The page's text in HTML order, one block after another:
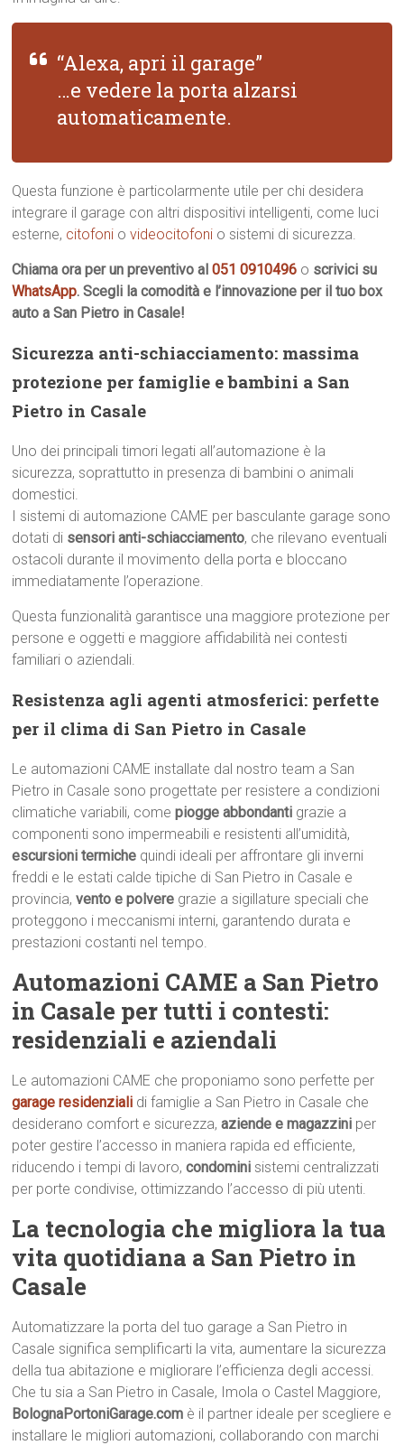
“Alexa, apri il garage”
…e vedere la porta alzarsi
automaticamente.
Questa funzione è particolarmente utile per chi desidera
integrare il garage con altri dispositivi intelligenti, come luci
esterne, citofoni ovideocitofoni o sistemi di sicurezza.
Chiama ora per un preventivo al051 0910496 o scrivici su
WhatsApp. Scegli la comodità e l’innovazione per il tuo box
auto a San Pietro in Casale!
Sicurezza anti-schiacciamento: massima
protezione per famiglie e bambini a San
Pietro in Casale
Uno dei principali timori legati all’automazione è la
sicurezza, soprattutto in presenza di bambini o animali
domestici.
I sistemi di automazione CAME per basculante garage sono
dotati di sensori anti-schiacciamento, che rilevano eventuali
ostacoli durante il movimento della porta e bloccano
immediatamente l’operazione.
Questa funzionalità garantisce una maggiore protezione per
persone e oggetti e maggiore affidabilità nei contesti
familiari o aziendali.
Resistenza agli agenti atmosferici: perfette
per il clima di San Pietro in Casale
Le automazioni CAME installate dal nostro team a San
Pietro in Casale sono progettate per resistere a condizioni
climatiche variabili, comepiogge abbondanti grazie a
componenti sono impermeabili e resistenti all’umidità,
escursioni termiche quindi ideali per affrontare gli inverni
freddi e le estati calde tipiche di San Pietro in Casale e
provincia,vento e polvere grazie a sigillature speciali che
proteggono i meccanismi interni, garantendo durata e
prestazioni costanti nel tempo.
Automazioni CAME a San Pietro
in Casale per tutti i contesti:
residenziali e aziendali
Le automazioni CAME che proponiamo sono perfette per
garage residenziali di famiglie a San Pietro in Casale che
desiderano comfort e sicurezza,aziende e magazzini per
poter gestire l’accesso in maniera rapida ed efficiente,
riducendo i tempi di lavoro,condomini sistemi centralizzati
per porte condivise, ottimizzando l’accesso di più utenti.
La tecnologia che migliora la tua
vita quotidiana a San Pietro in
Casale
Automatizzare la porta del tuo garage a San Pietro in
Casale significa semplificarti la vita, aumentare la sicurezza
della tua abitazione e migliorare l’efficienza degli accessi.
Che tu sia a San Pietro in Casale, Imola o Castel Maggiore,
BolognaPortoniGarage.com è il partner ideale per scegliere e
installare le migliori automazioni, collaborando con marchi